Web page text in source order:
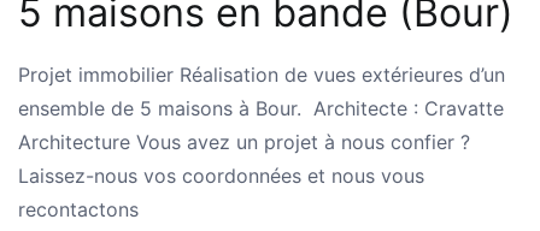
5 maisons en bande (Bour)
Projet immobilier Réalisation de vues extérieures d’un
ensemble de 5 maisons à Bour. Architecte : Cravatte
Architecture Vous avez un projet à nous confier ?
Laissez-nous vos coordonnées et nous vous
recontactons